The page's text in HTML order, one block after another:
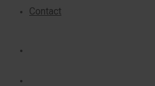
Contact